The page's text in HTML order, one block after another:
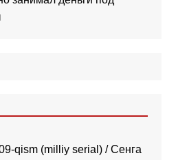
qism (milliy serial) / Сенга